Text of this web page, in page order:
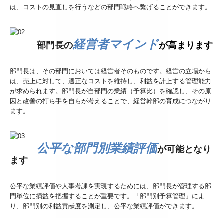
は、コストの見直しを行うなどの部門戦略へ繋げることができます。
部門長の経営者マインドが高まります
部門長は、その部門においては経営者そのものです。経営の立場から
は、売上に対して、適正なコストを維持し、利益を計上する管理能力
が求められます。部門長が自部門の業績（予算比）を確認し、その原
因と改善の打ち手を自らが考えることで、経営幹部の育成につながり
ます。
公平な部門別業績評価が可能となり
ます
公平な業績評価や人事考課を実現するためには、部門長が管理する部
門単位に損益を把握することが重要です。「部門別予算管理」によ
り、部門別の利益貢献度を測定し、公平な業績評価ができます。